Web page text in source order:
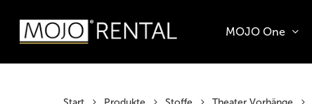
springen
Navigation
springen
main
content
MOJO One